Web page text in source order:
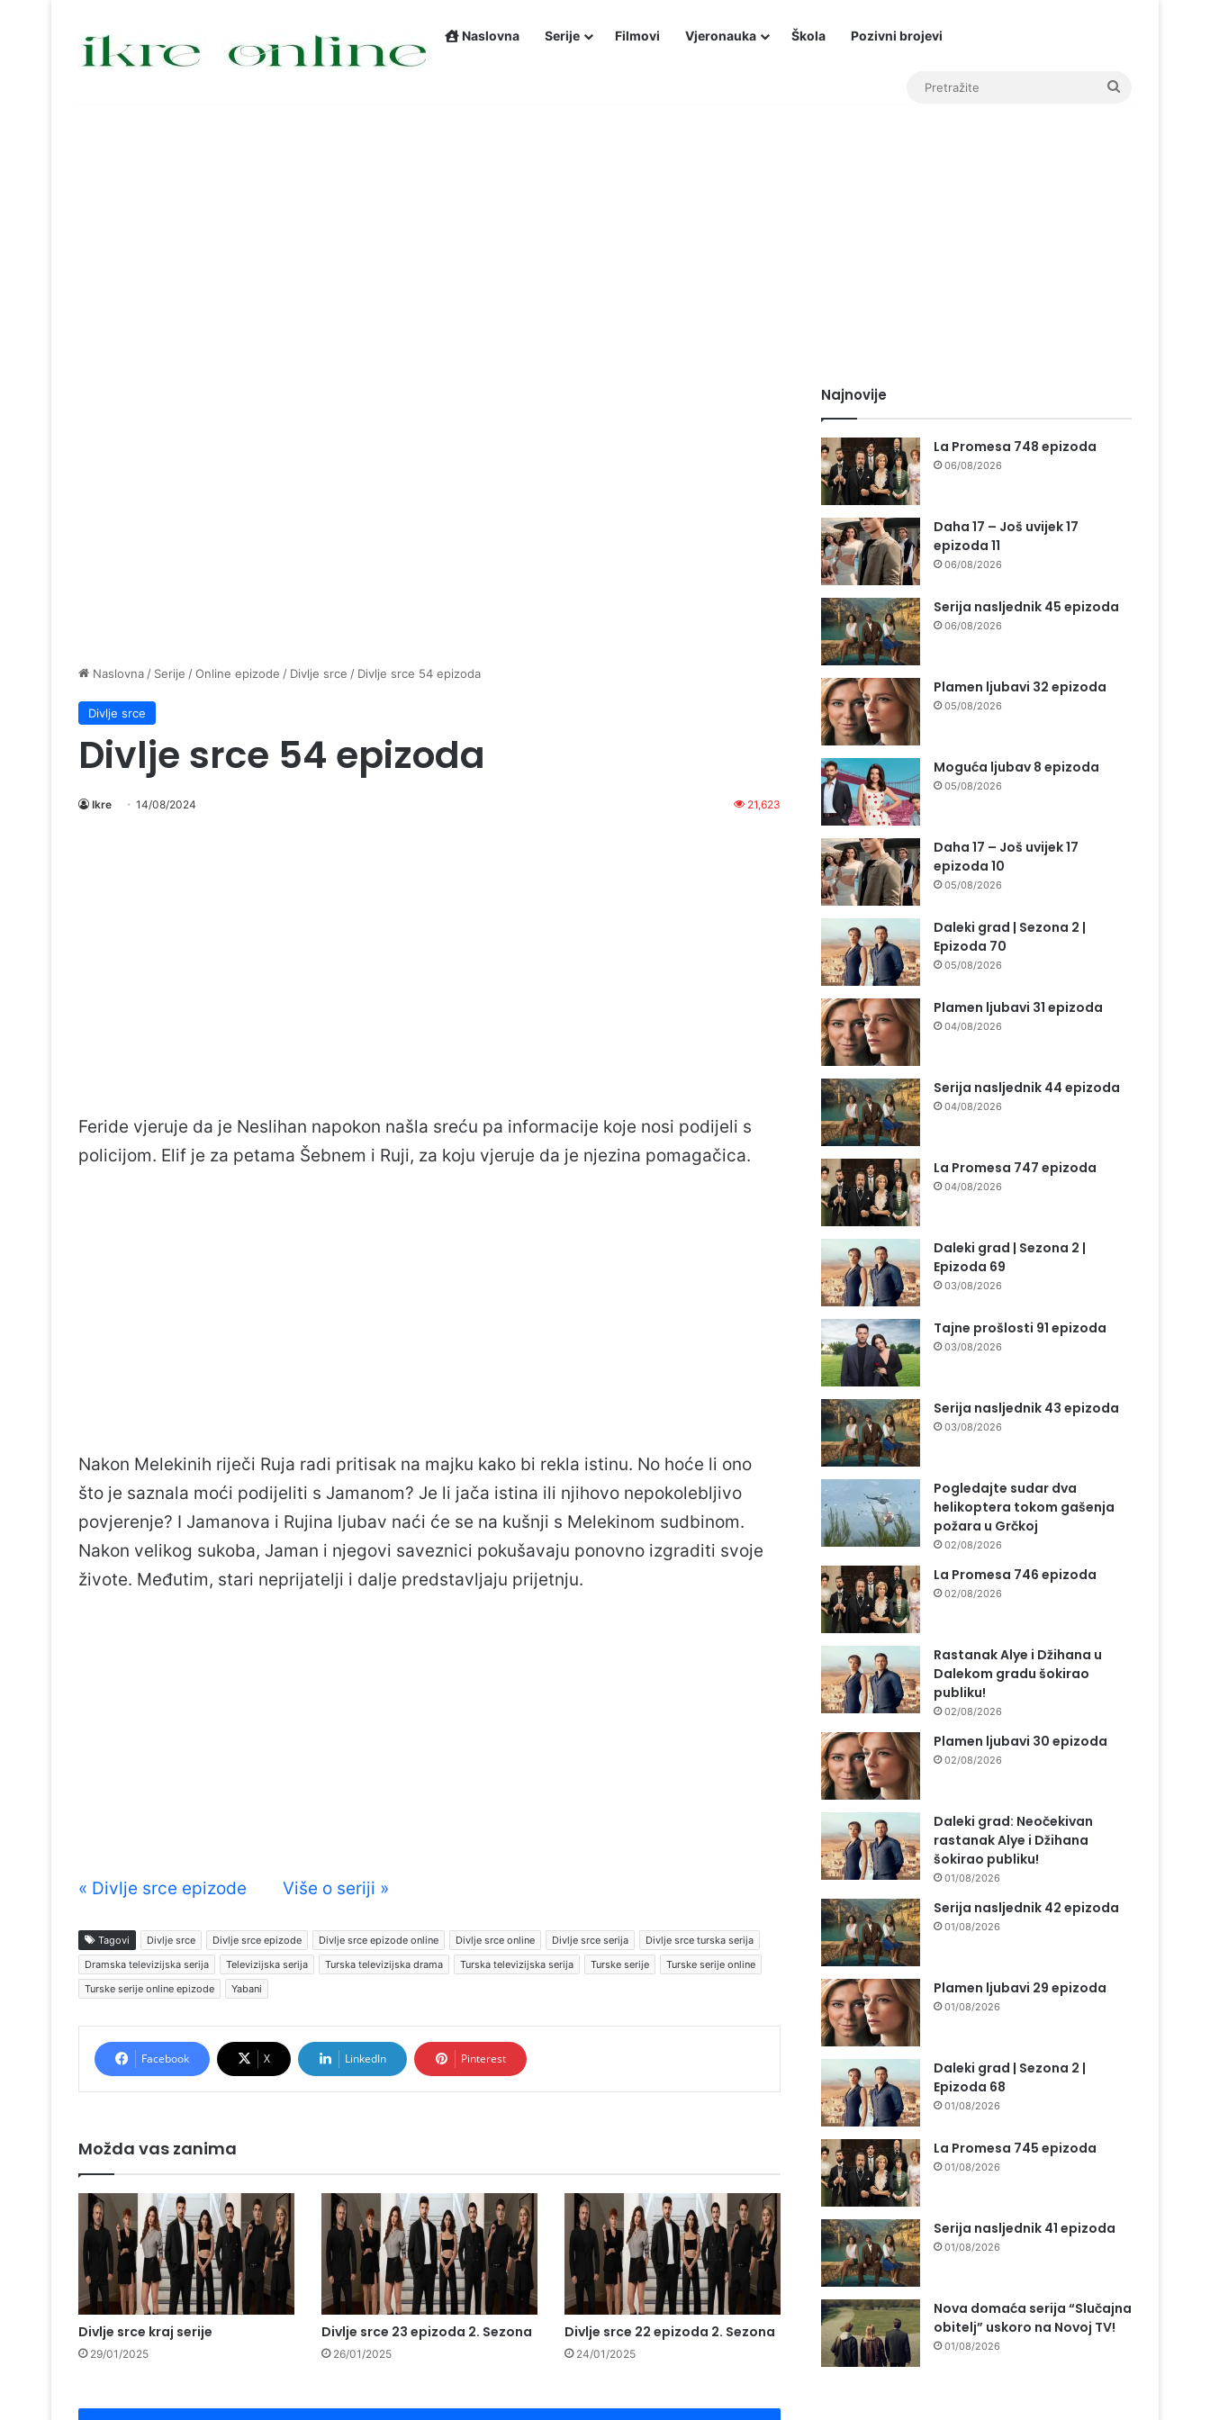
Naslovna Serije Filmovi Vjeronauka Škola Pozivni brojevi
Naslovna / Serije /Online epizode / Divlje srce / Divlje srce 54 epizoda
Divlje srce
Divlje srce 54 epizoda
Ikre 14/08/2024 21,623
Feride vjeruje da je Neslihan napokon našla sreću pa informacije koje nosi podijeli s
policijom. Elif je za petama Šebnem i Ruji, za koju vjeruje da je njezina pomagačica.
Nakon Melekinih riječi Ruja radi pritisak na majku kako bi rekla istinu. No hoće li ono
što je saznala moći podijeliti s Jamanom? Je li jača istina ili njihovo nepokolebljivo
povjerenje? I Jamanova i Rujina ljubav naći će se na kušnji s Melekinom sudbinom.
Nakon velikog sukoba, Jaman i njegovi saveznici pokušavaju ponovno izgraditi svoje
živote. Međutim, stari neprijatelji i dalje predstavljaju prijetnju.
« Divlje srce epizode Više o seriji »
Tagovi Divlje srce Divlje srce epizode Divlje srce epizode online Divlje srce online Divlje srce serija
Divlje srce turska serija
Dramska televizijska serija
Televizijska serija Turska televizijska drama Turska televizijska serija Turske serije
Turske serije online
Turske serije online epizode
Yabani
Facebook X LinkedIn Pinterest
Možda vas zanima
Divlje srce kraj serije
29/01/2025
Divlje srce 23 epizoda 2. Sezona
26/01/2025
Divlje srce 22 epizoda 2. Sezona
24/01/2025
Najnovije
La Promesa 748 epizoda
06/08/2026
Daha 17 – Još uvijek 17
epizoda 11
06/08/2026
Serija nasljednik 45 epizoda
06/08/2026
Plamen ljubavi 32 epizoda
05/08/2026
Moguća ljubav 8 epizoda
05/08/2026
Daha 17 – Još uvijek 17
epizoda 10
05/08/2026
Daleki grad | Sezona 2 |
Epizoda 70
05/08/2026
Plamen ljubavi 31 epizoda
04/08/2026
Serija nasljednik 44 epizoda
04/08/2026
La Promesa 747 epizoda
04/08/2026
Daleki grad | Sezona 2 |
Epizoda 69
03/08/2026
Tajne prošlosti 91 epizoda
03/08/2026
Serija nasljednik 43 epizoda
03/08/2026
Pogledajte sudar dva
helikoptera tokom gašenja
požara u Grčkoj
02/08/2026
La Promesa 746 epizoda
02/08/2026
Rastanak Alye i Džihana u
Dalekom gradu šokirao
publiku!
02/08/2026
Plamen ljubavi 30 epizoda
02/08/2026
Daleki grad: Neočekivan
rastanak Alye i Džihana
šokirao publiku!
01/08/2026
Serija nasljednik 42 epizoda
01/08/2026
Plamen ljubavi 29 epizoda
01/08/2026
Daleki grad | Sezona 2 |
Epizoda 68
01/08/2026
La Promesa 745 epizoda
01/08/2026
Serija nasljednik 41 epizoda
01/08/2026
Nova domaća serija “Slučajna
obitelj” uskoro na Novoj TV!
01/08/2026